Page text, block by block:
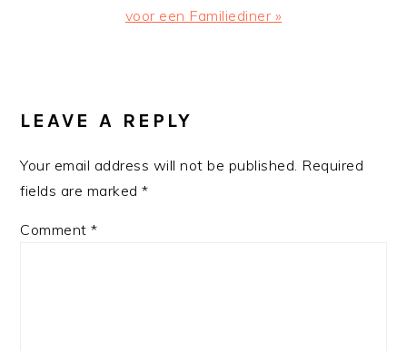
voor een Familiediner »
INTERACTIONS
LEAVE A REPLY
Your email address will not be published. Required
fields are marked*
Comment*